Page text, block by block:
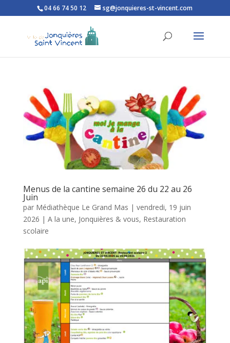
Ouvrir la barre d’outils
04 66 74 50 12 sg@jonquieres-st-vincent.com
Menus de la cantine semaine 26 du 22 au 26
Juin
par Médiathèque Le Grand Mas | vendredi, 19 juin
2026 | A la une, Jonquières & vous, Restauration
scolaire